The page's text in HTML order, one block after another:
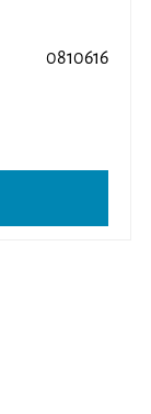
0810616